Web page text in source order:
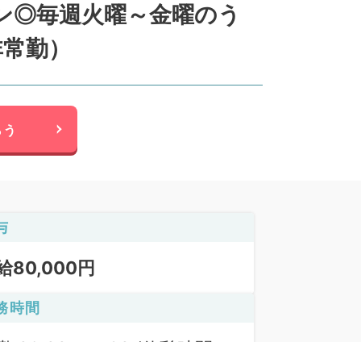
◎毎週火曜～金曜のう
勤）
80,000円
時間